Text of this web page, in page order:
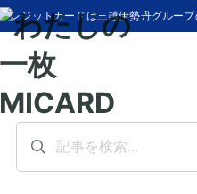
クレジットカードは三越伊勢丹グルー